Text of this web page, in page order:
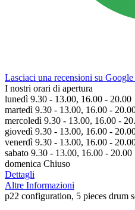
Lasciaci una recensioni su
I nostri orari di apertura
lunedì 9.30 - 13.00, 16.00 - 20.00
martedì 9.30 - 13.00, 16.00 -
mercoledì 9.30 - 13.00, 16.00 -
giovedì 9.30 - 13.00, 16.00 -
venerdì 9.30 - 13.00, 16.00 -
sabato 9.30 - 13.00, 16.00 - 20.00
domenica Chiuso
Dettagli
Altre Informazioni
p22 configuration, 5 pieces drum